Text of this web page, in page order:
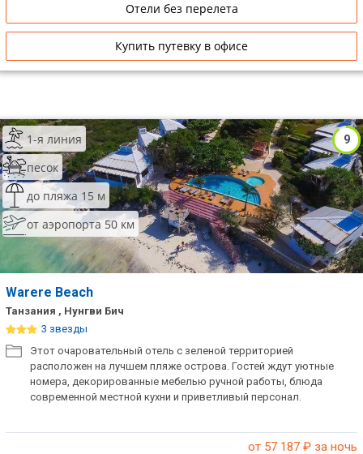
Отели без перелета
Купить путевку в офисе
9
1-я линия
песок
до пляжа 15 м
от аэропорта 50 км
Warere Beach
Танзания , Нунгви Бич
3 звезды
Этот очаровательный отель с зеленой территорией
расположен на лучшем пляже острова. Гостей ждут уютные
номера, декорированные мебелью ручной работы, блюда
современной местной кухни и приветливый персонал.
от 57 187 ₽ за ночь